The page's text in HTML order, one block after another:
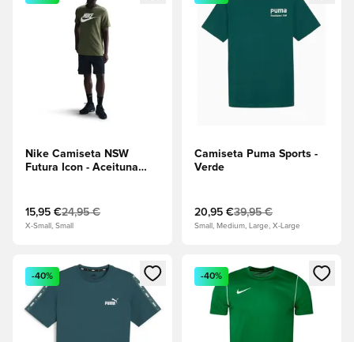
Nike Camiseta NSW
Futura Icon - Aceituna
15,95 €24,95 €
X-Small, Small
Camiseta Puma Sports -
Verde
20,95 €39,95 €
Small, Medium, Large, X-Large
Abre un modal para iniciar sesión o registrarse como
-40%
Abre un modal para iniciar
-40%